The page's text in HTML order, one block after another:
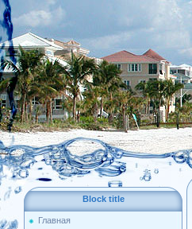
Block title
Главная